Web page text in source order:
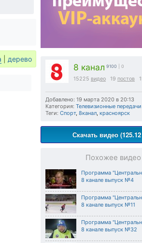
8 канал 9100 | 0
15225 видео 19 постов
Добавлено: 19 марта 2020 в 20:13
Категория: Телевизионные передачи
Теги: Спорт, 8канал, красноярск
Скачать видео
Похожее видео
Программа
8 канале выпуск №4
Программа
8 канале выпуск №11
Программа
8 канале выпуск №32
дерево